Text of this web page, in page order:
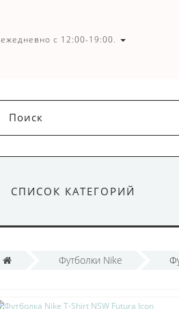
ежедневно с 12:00-19:00.
СПИСОК КАТЕГОРИЙ
Футболки Nike